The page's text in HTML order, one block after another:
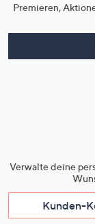
Premieren,
Verwalte deine
Kunden-